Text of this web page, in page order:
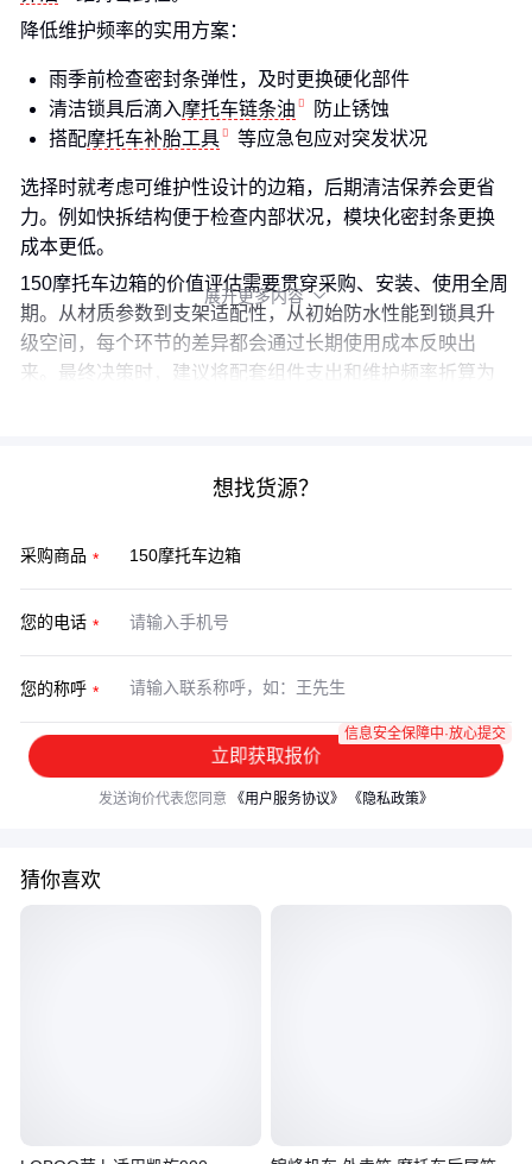
降低维护频率的实用方案：
雨季前检查密封条弹性，及时更换硬化部件
清洁锁具后滴入摩托车链条油
防止锈蚀
搭配摩托车补胎工具 等应急包应对突发状况
选择时就考虑可维护性设计的边箱，后期清洁保养会更省
力。例如快拆结构便于检查内部状况，模块化密封条更换
成本更低。
150摩托车边箱的价值评估需要贯穿采购、安装、使用全周
期。从材质参数到支架适配性，从初始防水性能到锁具升
级空间，每个环节的差异都会通过长期使用成本反映出
来。最终决策时，建议将配套组件支出和维护频率折算为
展开更多内容 
想找货源？
采购商品
您的电话
您的称呼
立即获取报价
信息安全保障中·放心提交
发送询价代表您同意 《用户服务协议》 《隐私政策》
猜你喜欢